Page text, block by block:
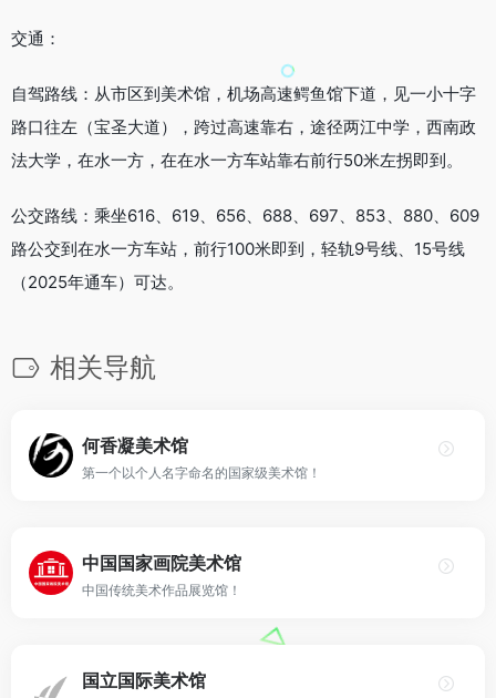
交通：
自驾路线：从市区到美术馆，机场高速鳄鱼馆下道，见一小十字
路口往左（宝圣大道），跨过高速靠右，途径两江中学，西南政
法大学，在水一方，在在水一方车站靠右前行50米左拐即到。
公交路线：乘坐616、619、656、688、697、853、880、609
路公交到在水一方车站，前行100米即到，轻轨9号线、15号线
（2025年通车）可达。
相关导航
何香凝美术馆
第一个以个人名字命名的国家级美术馆！
中国国家画院美术馆
中国传统美术作品展览馆！
国立国际美术馆